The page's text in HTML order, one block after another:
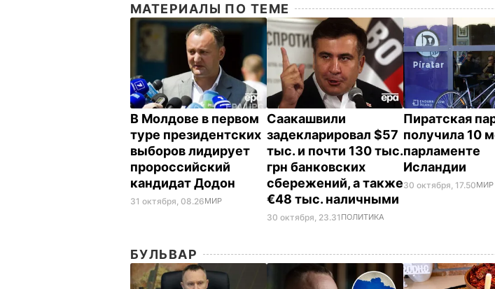
МАТЕРИАЛЫ ПО ТЕМЕ
В Молдове в первом
туре президентских
выборов лидирует
пророссийский
кандидат Додон
31 октября, 08.26МИР
Саакашвили
задекларировал $57
тыс. и почти 130 тыс.
грн банковских
сбережений, а также
€48 тыс. наличными
30 октября, 23.31 ПОЛИТИКА
Пиратская
получила 10
парламенте
Исландии
30 октября, 17.50МИР
БУЛЬВАР